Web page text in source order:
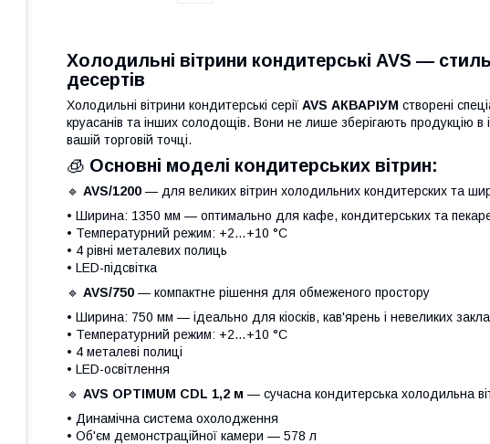
Холодильні вітрини кондитерські AVS —
десертів
Холодильні вітрини кондитерські серії AVS АКВАРІУМ створені
круасанів та інших солодощів. Вони не лише зберігають продукцію в
вашій торговій точці.
🧊 Основні моделі кондитерських вітрин:
🔹 AVS/1200 — для великих вітрин холодильних кондитерских та
• Ширина: 1350 мм — оптимально для кафе, кондитерських та
• Температурний режим: +2…+10 °C
• 4 рівні металевих полиць
• LED-підсвітка
🔹 AVS/750 — компактне рішення для обмеженого простору
• Ширина: 750 мм — ідеально для кіосків, кав'ярень і невеликих
• Температурний режим: +2…+10 °C
• 4 металеві полиці
• LED-освітлення
🔹 AVS OPTIMUM CDL 1,2 м — сучасна кондитерська холодильна
• Динамічна система охолодження
• Об'єм демонстраційної камери — 578 л